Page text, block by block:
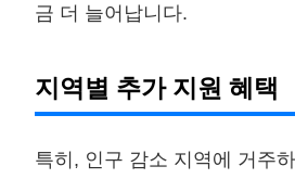
금 더 늘어납니다.
지역별 추가 지원 혜택
특히, 인구 감소 지역에 거주